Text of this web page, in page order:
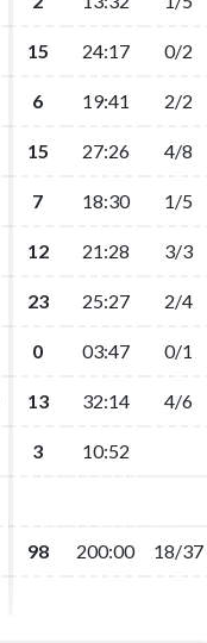
15 24:17 0/2
6 19:41 2/2
15 27:26 4/8
7 18:30 1/5
12 21:28 3/3
23 25:27 2/4
0 03:47 0/1
13 32:14 4/6
3 10:52
98 200:00 18/37
15 24:17 0/2
6 19:41 2/2
15 27:26 4/8
7 18:30 1/5
12 21:28 3/3
23 25:27 2/4
0 03:47 0/1
13 32:14 4/6
3 10:52
98 200:00 18/37